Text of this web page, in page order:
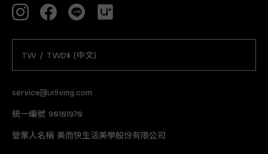
service@urliving.com
統一編號 90101970
營業人名稱 美而快生活美學股份有限公司
TW / TWD$ (中文)